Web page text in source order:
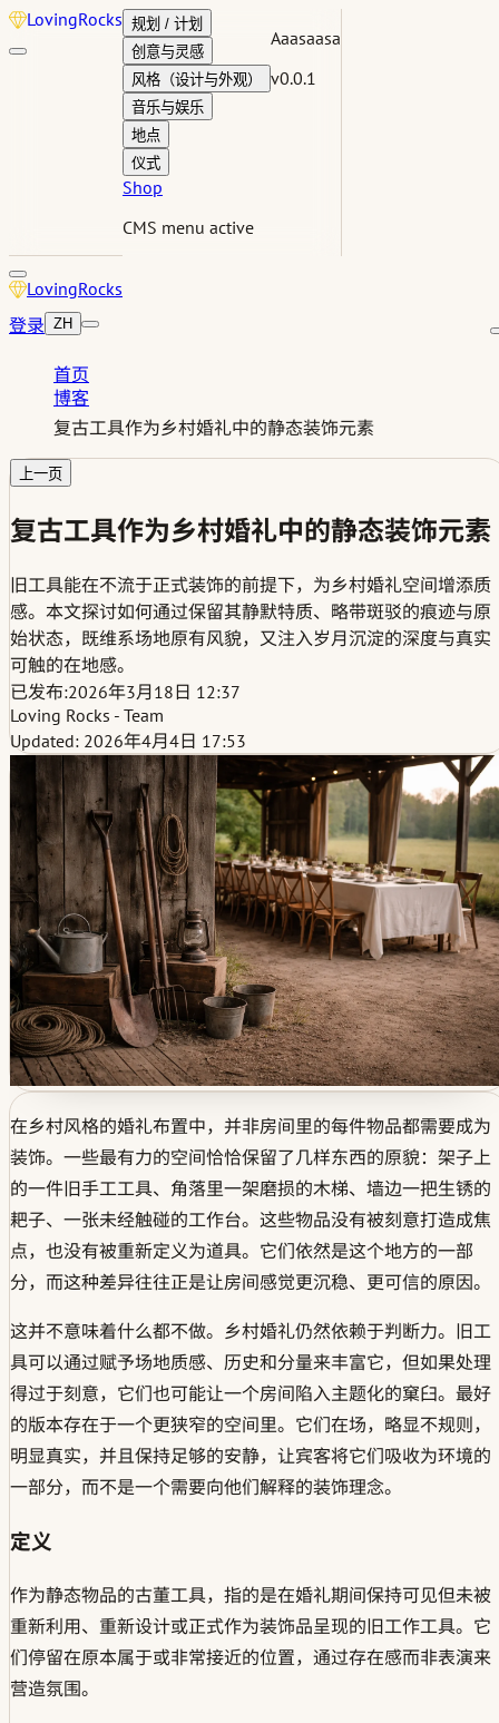
LovingRocks 规划 / 计划
创意与灵感
风格（设计与外观）
音乐与娱乐
地点
仪式
Shop
CMS menu active
Aaasaasa
v0.0.1
LovingRocks
登录 ZH
首页
博客
复古工具作为乡村婚礼中的静态装饰元素
上一页
复古工具作为乡村婚礼中的静态装饰元素
旧工具能在不流于正式装饰的前提下，为乡村婚礼空间增添质
感。本文探讨如何通过保留其静默特质、略带斑驳的痕迹与原
始状态，既维系场地原有风貌，又注入岁月沉淀的深度与真实
可触的在地感。
已发布:2026年3月18日 12:37
Loving Rocks - Team
Updated: 2026年4月4日 17:53
在乡村风格的婚礼布置中，并非房间里的每件物品都需要成为
装饰。一些最有力的空间恰恰保留了几样东西的原貌：架子上
的一件旧手工工具、角落里一架磨损的木梯、墙边一把生锈的
耙子、一张未经触碰的工作台。这些物品没有被刻意打造成焦
点，也没有被重新定义为道具。它们依然是这个地方的一部
分，而这种差异往往正是让房间感觉更沉稳、更可信的原因。
这并不意味着什么都不做。乡村婚礼仍然依赖于判断力。旧工
具可以通过赋予场地质感、历史和分量来丰富它，但如果处理
得过于刻意，它们也可能让一个房间陷入主题化的窠臼。最好
的版本存在于一个更狭窄的空间里。它们在场，略显不规则，
明显真实，并且保持足够的安静，让宾客将它们吸收为环境的
一部分，而不是一个需要向他们解释的装饰理念。
定义
作为静态物品的古董工具，指的是在婚礼期间保持可见但未被
重新利用、重新设计或正式作为装饰品呈现的旧工作工具。它
们停留在原本属于或非常接近的位置，通过存在感而非表演来
营造氛围。